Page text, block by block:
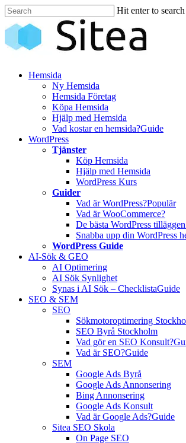
Skip
to
main
content
Hit enter to
Close
Search
InnehållHemsida
Ny Hemsida
Hemsida Företag
Köpa Hemsida
Hjälp med Hemsida
Vad kostar en hemsida?Guide
WordPress
Tjänster
Köp Hemsida
Hjälp med Hemsida
WordPress Kurs
Guider
Vad är WordPress?Populär
Vad är WooCommerce?
De bästa WordPress
Snabba upp din WordPress
WordPress Guide
AI-Sök & GEO
AI Optimering
AI Sök Synlighet
Synas i AI Sök – ChecklistaGuide
SEO & SEM
SEO
Sökmotoroptimering
SEO Byrå Stockholm
Vad gör en SEO Konsult?
Vad är SEO?Guide
SEM
Google Ads Byrå
Google Ads Annonsering
Bing Annonsering
Google Ads Konsult
Vad är Google Ads?Guide
Sitea SEO Skola
On Page SEO